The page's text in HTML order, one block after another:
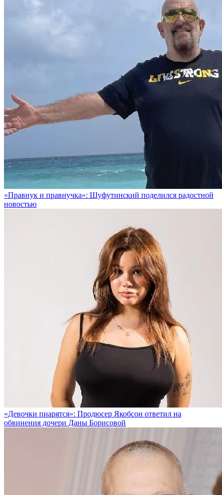
«Правнук и правнучка»: Шуфутинский поделился радостной
новостью
«Девочки пиарятся»: Продюсер Якобсон ответил на
обвинения дочери Даны Борисовой